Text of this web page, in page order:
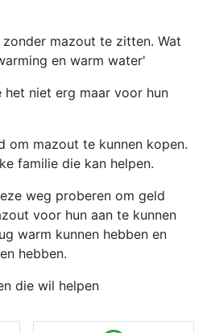
mazout te zitten. Wat
en warm water'
niet erg maar voor hun
om mazout te kunnen kopen.
familie die kan helpen.
weg proberen om geld
voor hun aan te kunnen
warm kunnen hebben en
hebben.
die wil helpen